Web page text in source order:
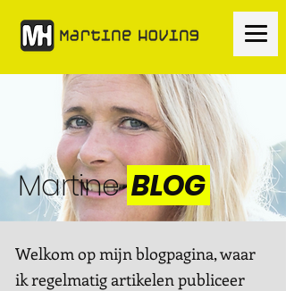
Martine BLOG
Welkom op mijn blogpagina, waar
ik regelmatig artikelen publiceer